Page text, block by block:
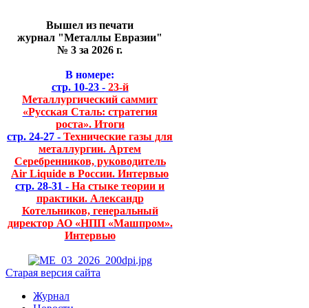
Вышел из печати
журнал "Металлы Евразии"
№ 3 за 2026 г.
В номере:
стр. 10-23 -23-й
Металлургический саммит
«Русская Сталь: стратегия
роста». Итоги
стр. 24-27 - Технические газы для
металлургии. Артем
Серебренников, руководитель
Air Liquide в России. Интервью
стр. 28-31 - На стыке теории и
практики. Александр
Котельников, генеральный
директор АО «НПП «Машпром».
Интервью
Старая версия сайта
Журнал